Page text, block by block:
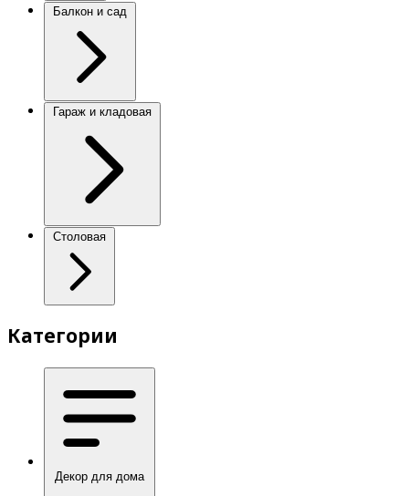
Балкон и сад
Гараж и кладовая
Столовая
Категории
Декор для дома